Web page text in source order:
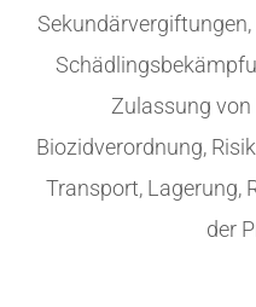
Zulassung
Biozidverordnung,
Transport, Lagerung,
der